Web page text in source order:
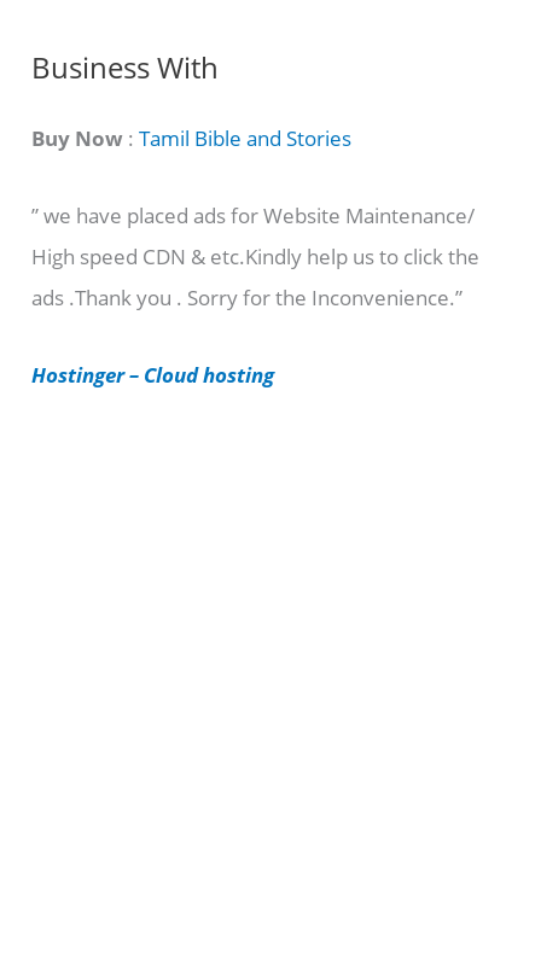
C
t
g
o
r
e
Business With
Buy Now :Tamil Bible and Stories
” we have placed ads for Website Maintenance/
High speed CDN & etc.Kindly help us to click the
ads .Thank you . Sorry for the Inconvenience.”
Hostinger – Cloud hosting